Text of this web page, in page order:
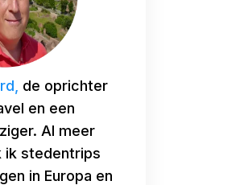
de oprichter
en een
Al meer
ik stedentrips
in Europa en